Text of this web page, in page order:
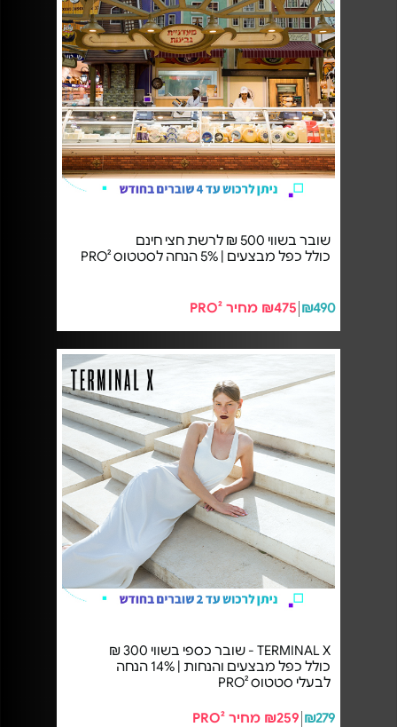
שובר בשווי 500 ₪ לרשת חצי חינם
כולל כפל מבצעים | 5% הנחה לסטטוס PRO²
₪490 ₪475 מחיר PRO²
TERMINAL X - שובר כספי בשווי 300 ₪
כולל כפל מבצעים והנחות | 14% הנחה
לבעלי סטטוס PRO²
₪279 ₪259 מחיר PRO²